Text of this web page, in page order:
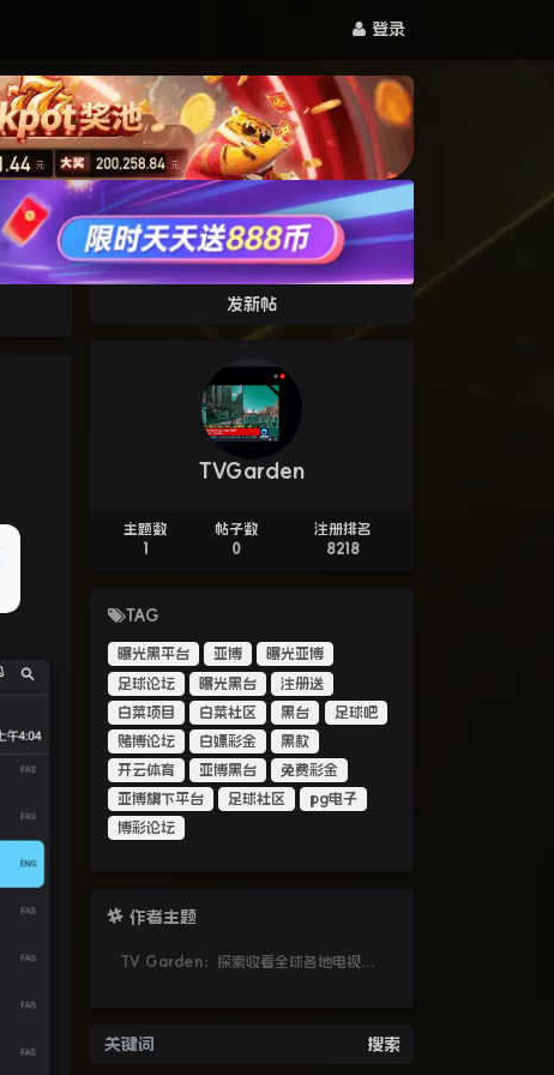
登录
发新帖
TVGarden
主题数
帖子数
0
注册排名
8218
TAG
曝光黑平台 亚博 曝光亚博
足球论坛 曝光黑台 注册送
白菜项目 白菜社区 黑台 足球吧
赌博论坛 白嫖彩金 黑款
开云体育 亚博黑台 免费彩金
亚博旗下平台 足球社区 pg电子
博彩论坛
作者主题
搜索